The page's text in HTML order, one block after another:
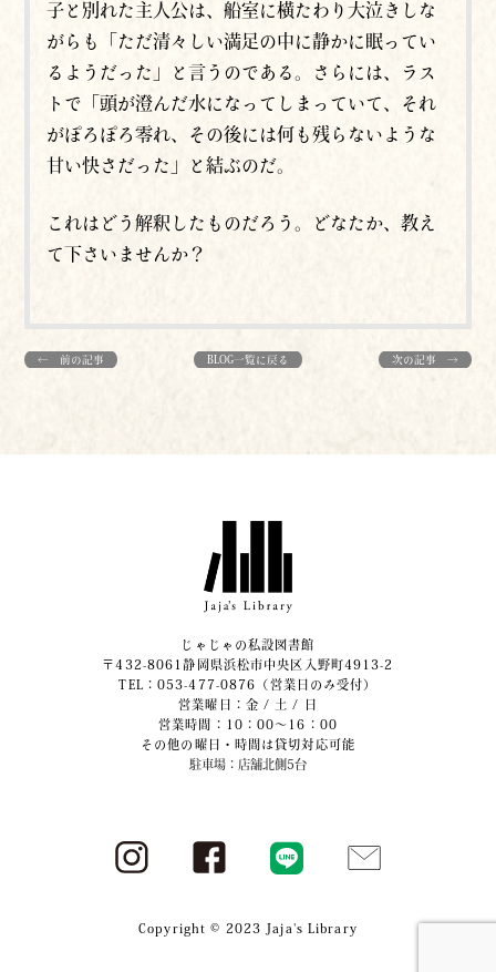
子と別れた主人公は、船室に横たわり大泣きしな
がらも「ただ清々しい満足の中に静かに眠ってい
るようだった」と言うのである。さらには、ラス
トで「頭が澄んだ水になってしまっていて、それ
がぽろぽろ零れ、その後には何も残らないような
甘い快さだった」と結ぶのだ。
これはどう解釈したものだろう。どなたか、教え
て下さいませんか？
← 前の記事 BLOG一覧に戻る 次の記事 →
じゃじゃの私設図書館
〒432-8061静岡県浜松市中央区入野町4913-2
​TEL：053-477-0876（営業日のみ受付）
営業曜日：金 / 土 / 日
営業時間：10：00～16：00
その他の曜日・時間は貸切対応可能
駐車場：店舗北側5台
Copyright © 2023 Jaja's Library